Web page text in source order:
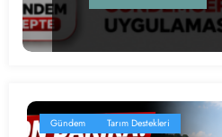
Gündem Tarım Destekleri